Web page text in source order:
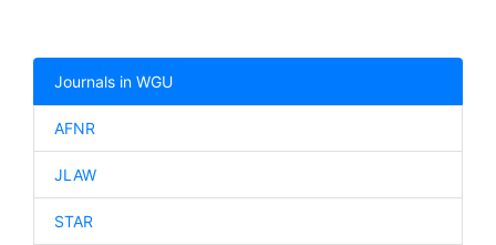
Journals in WGU
AFNR
JLAW
STAR